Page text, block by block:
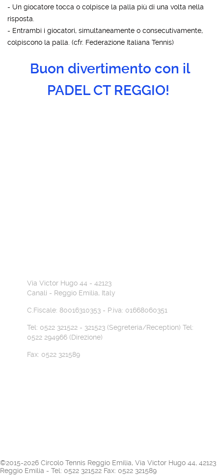
- Un giocatore tocca o colpisce la palla più di una volta nella
risposta.
- Entrambi i giocatori, simultaneamente o consecutivamente,
colpiscono la palla. (cfr. Federazione Italiana Tennis)
Buon divertimento con il
PADEL CT REGGIO!
Via Victor Hugo 44 - 42123
Canali - Reggio Emilia, Italy
C.Fiscale: 80016310353 - P.iva: 01668060351
Tel: 0522 321522 - 321523 (Segreteria/Reception) Tel:
0522 294966 (Direzione)
Fax: 0522 321589
©2015-2026 Circolo Tennis Reggio Emilia, Via Victor Hugo 44, 42123
Reggio Emilia - Tel: 0522 321522 Fax: 0522 321589